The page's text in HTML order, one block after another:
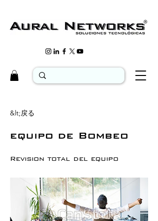
&lt;戻る
equipo de Bombeo
Revision total del equipo